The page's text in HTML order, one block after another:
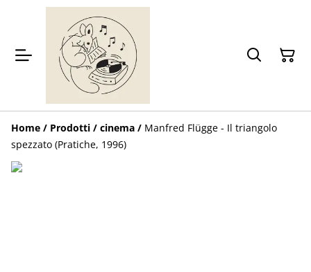
Home / Prodotti / cinema / Manfred Flügge - Il triangolo
spezzato (Pratiche, 1996)